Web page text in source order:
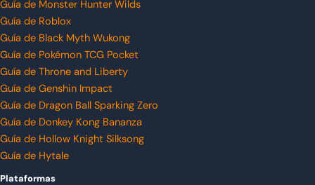
Guía de Monster Hunter Wilds
Guía de Roblox
Guía de Black Myth Wukong
Guía de Pokémon TCG Pocket
Guía de Throne and Liberty
Guía de Genshin Impact
Guía de Dragon Ball Sparking Zero
Guía de Donkey Kong Bananza
Guía de Hollow Knight Silksong
Guía de Hytale
Plataformas